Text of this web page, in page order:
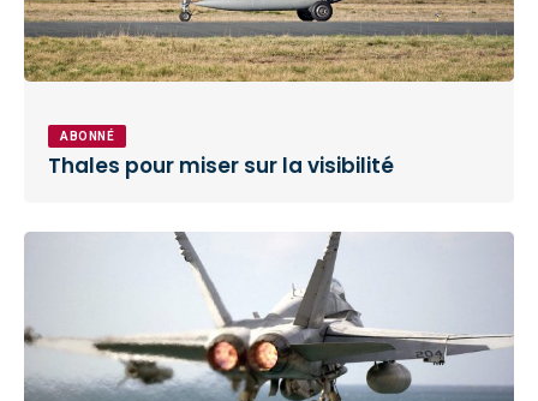
ABONNÉ
Thales pour miser sur la visibilité